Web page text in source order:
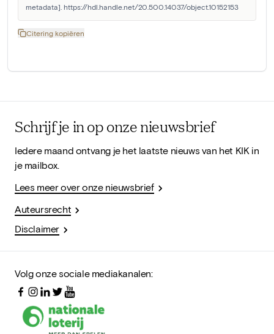
metadata]. https://hdl.handle.net/20.500.14037/object.10152153
Citering kopiëren
Schrijf je in op onze nieuwsbrief
Iedere maand ontvang je het laatste nieuws van het KIK in
je mailbox.
Lees meer over onze nieuwsbrief
Auteursrecht
Disclaimer
Volg onze sociale mediakanalen: